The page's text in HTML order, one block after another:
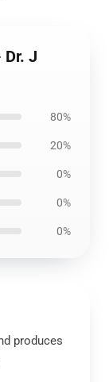
J
80%
20%
0%
0%
0%
produces